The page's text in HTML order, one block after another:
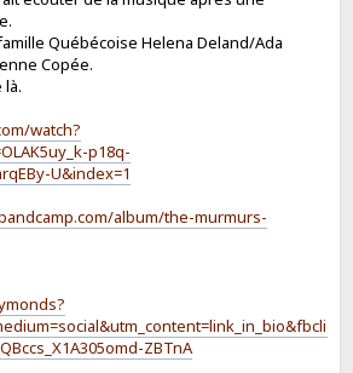
Québécoise Helena Deland/Ada
Copée.
là.
watch?
p18q-
U&index=1
album/the-murmurs-
ZBTnA